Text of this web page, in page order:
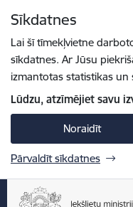
Sīkdatnes
Lai šī tīmekļvietne
sīkdatnes. Ar Jūsu
izmantotas statistikas un
Lūdzu, atzīmējiet savu
Noraidīt
Pārvaldīt sīkdatnes